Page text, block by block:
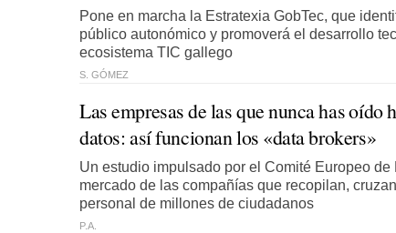
Pone en marcha la Estratexia GobTec, que
público autonómico y promoverá el desarrollo
ecosistema TIC gallego
S. GÓMEZ
Las empresas de las que nunca has oído
datos: así funcionan los «data brokers»
Un estudio impulsado por el Comité Europeo
mercado de las compañías que recopilan,
personal de millones de ciudadanos
P.A.